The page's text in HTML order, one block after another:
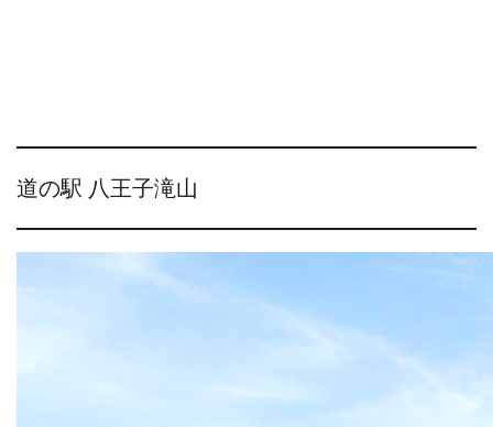
道の駅 八王子滝山